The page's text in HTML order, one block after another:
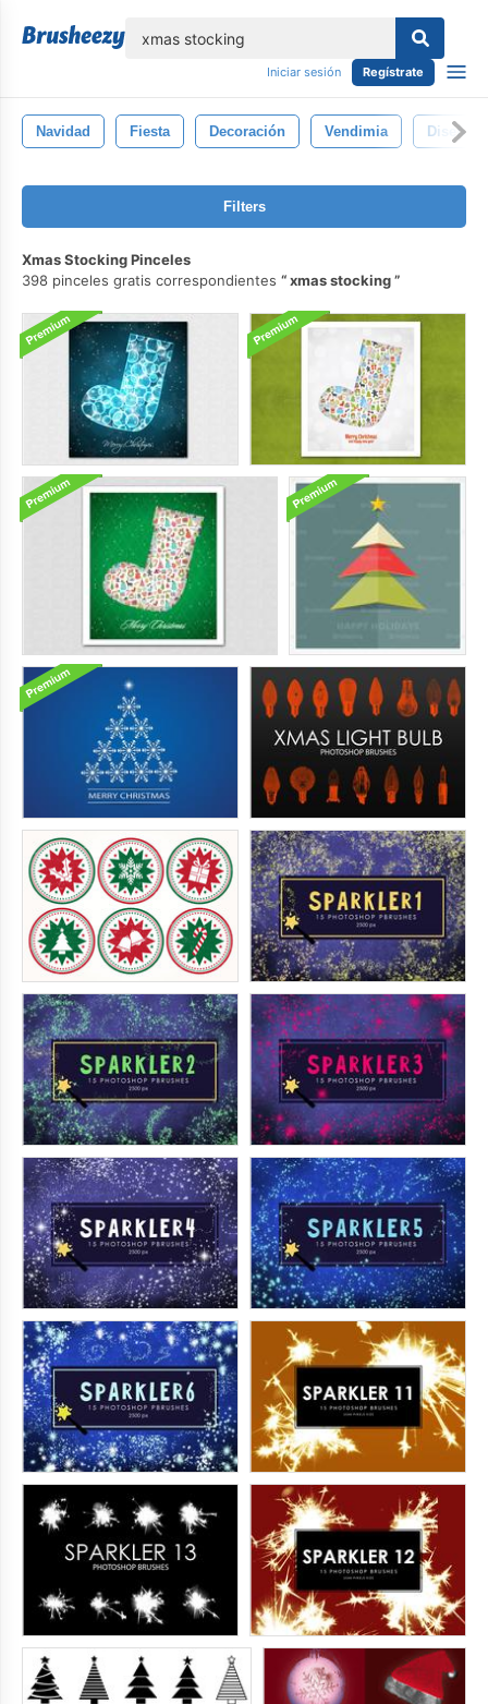
Iniciar sesión Regístrate
Navidad Fiesta Decoración Vendimia Diseño
Filters
Xmas Stocking Pinceles
398 pinceles gratis correspondientes
xmas stocking